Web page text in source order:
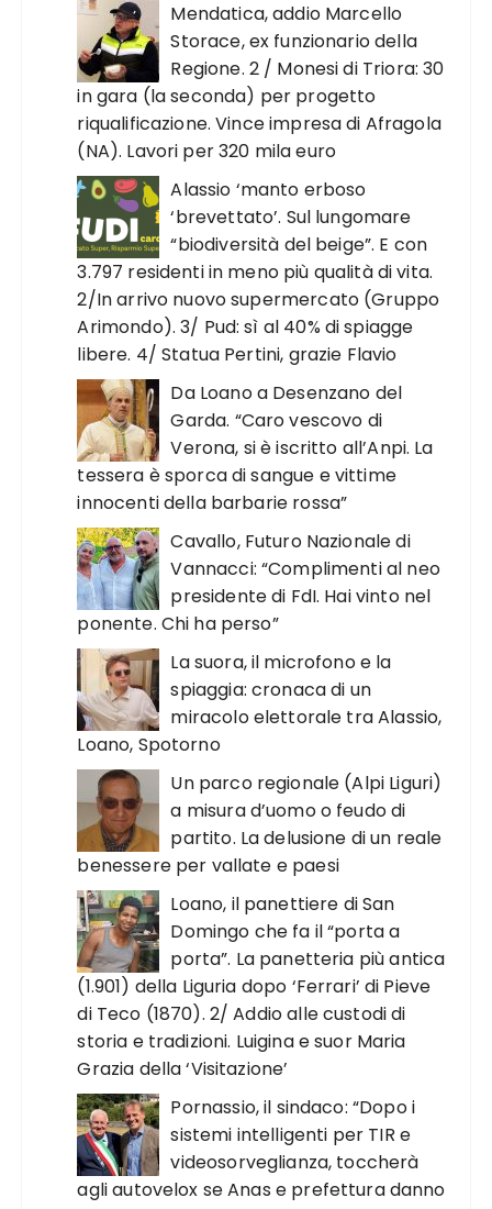
Mendatica, addio Marcello
Storace, ex funzionario della
Regione. 2 / Monesi di Triora: 30
in gara (la seconda) per progetto
riqualificazione. Vince impresa di Afragola
(NA). Lavori per 320 mila euro
Alassio ‘manto erboso
‘brevettato’. Sul lungomare
“biodiversità del beige”. E con
3.797 residenti in meno più qualità di vita.
2/In arrivo nuovo supermercato (Gruppo
Arimondo). 3/ Pud: sì al 40% di spiagge
libere. 4/ Statua Pertini, grazie Flavio
Da Loano a Desenzano del
Garda. “Caro vescovo di
Verona, si è iscritto all’Anpi. La
tessera è sporca di sangue e vittime
innocenti della barbarie rossa”
Cavallo, Futuro Nazionale di
Vannacci: “Complimenti al neo
presidente di FdI. Hai vinto nel
ponente. Chi ha perso”
La suora, il microfono e la
spiaggia: cronaca di un
miracolo elettorale tra Alassio,
Loano, Spotorno
Un parco regionale (Alpi Liguri)
a misura d’uomo o feudo di
partito. La delusione di un reale
benessere per vallate e paesi
Loano, il panettiere di San
Domingo che fa il “porta a
porta”. La panetteria più antica
(1.901) della Liguria dopo ‘Ferrari’ di Pieve
di Teco (1870). 2/ Addio alle custodi di
storia e tradizioni. Luigina e suor Maria
Grazia della ‘Visitazione’
Pornassio, il sindaco: “Dopo i
sistemi intelligenti per TIR e
videosorveglianza, toccherà
agli autovelox se Anas e prefettura danno